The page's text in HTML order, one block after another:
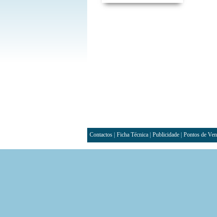
Contactos| Ficha Técnica| Publicidade| Pontos de